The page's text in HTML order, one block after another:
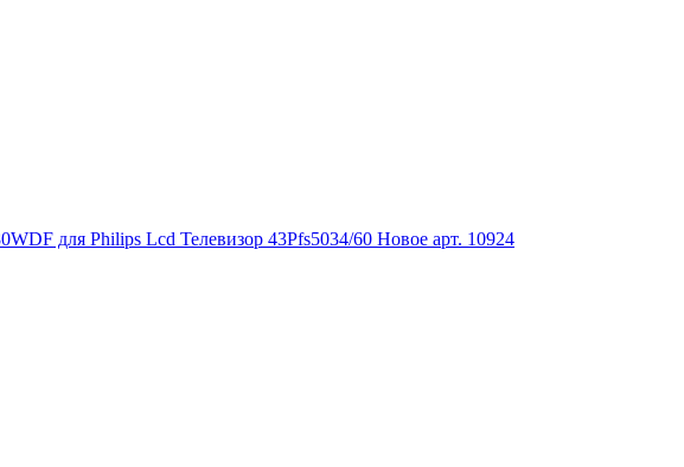
для Philips Lcd Телевизор 43Pfs5034/60 Новое арт. 10924